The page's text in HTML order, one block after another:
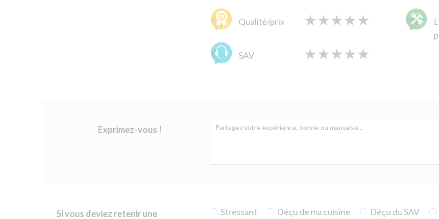
Qualité/prix ★
★★
★★★
★★★★
★★★★★
SAV ★
★★
★★★
★★★★
★★★★★
Exprimez-vous !
Si vous deviez retenir une
Stressant Déçu de ma cuisine Déçu du SAV